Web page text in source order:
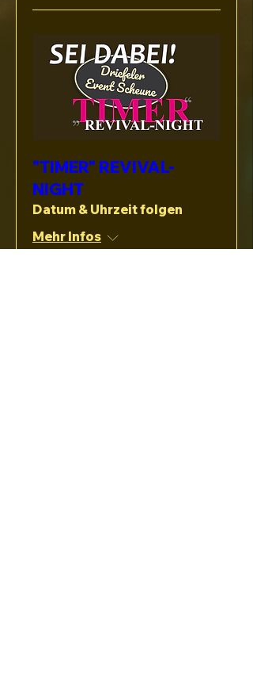
"TIMER" REVIVAL-
NIGHT
Datum & Uhrzeit folgen
Mehr Infos